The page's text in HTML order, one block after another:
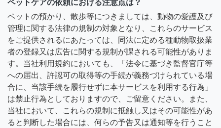
ペットケアの依頼における注意点は？
ペットの預かり、散歩等につきましては、動物の愛護及び
管理に関する法律の規制の対象となり、これらのサービス
をご提供されるにあたっては、同法に定める種動物取扱業
者の登録又は広告に関する規制が課される可能性がありま
す。当社利用規約においても、「法令に基づき監督官庁等
への届出、許認可の取得等の手続が義務づけられている場
合に、当該手続を履行せずに本サービスを利用する行為」
は禁止行為としておりますので、ご留意ください。また、
当社において、これらの規制に抵触し又はその可能性があ
ると判断した場合には、何らの予告又は通知等を行うこと